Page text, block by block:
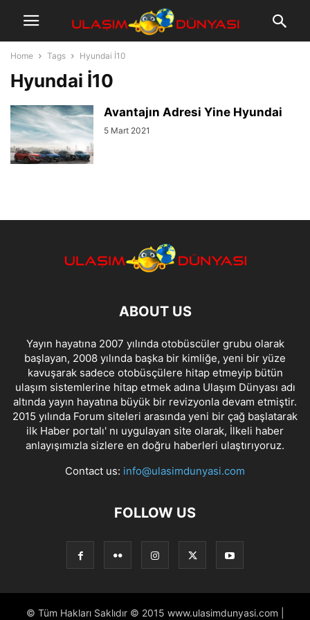
Home Tags Hyundai İ10
Hyundai İ10
Avantajın Adresi Yine Hyundai
5 Mart 2021
ABOUT US
Yayın hayatına 2007 yılında otobüscüler grubu olarak
başlayan, 2008 yılında başka bir kimliğe, yeni bir yüze
kavuşarak sadece otobüsçülere hitap etmeyip bütün
ulaşım sistemlerine hitap etmek adına Ulaşım Dünyası adı
altında yayın hayatına büyük bir revizyonla devam etmiştir.
2015 yılında Forum siteleri arasında yeni bir çağ başlatarak
ilk Haber portalı' nı uygulayan site olarak, İlkeli haber
anlayışımızla sizlere en doğru haberleri ulaştırıyoruz.
Contact us: info@ulasimdunyasi.com
FOLLOW US
© Tüm Hakları Saklıdır © 2015 www.ulasimdunyasi.com |